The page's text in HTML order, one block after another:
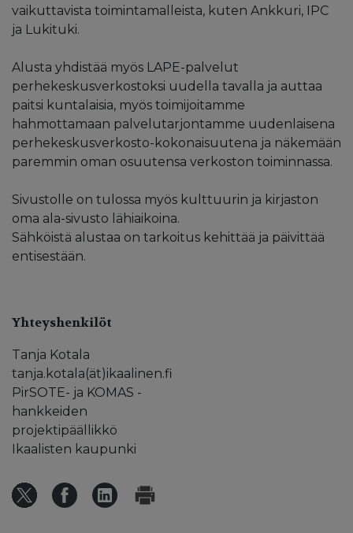
vaikuttavista toimintamalleista, kuten Ankkuri, IPC
ja Lukituki.
Alusta yhdistää myös LAPE-palvelut
perhekeskusverkostoksi uudella tavalla ja auttaa
paitsi kuntalaisia, myös toimijoitamme
hahmottamaan palvelutarjontamme uudenlaisena
perhekeskusverkosto-kokonaisuutena ja näkemään
paremmin oman osuutensa verkoston toiminnassa.
Sivustolle on tulossa myös kulttuurin ja kirjaston
oma ala-sivusto lähiaikoina.
Sähköistä alustaa on tarkoitus kehittää ja päivittää
entisestään.
Yhteyshenkilöt
Tanja Kotala
tanja.kotala(ät)ikaalinen.fi
PirSOTE- ja KOMAS -
hankkeiden
projektipäällikkö
Ikaalisten kaupunki